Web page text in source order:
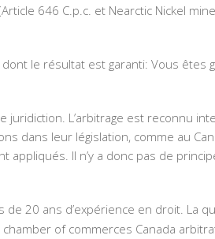
646 C.p.c. et Nearctic Nickel
le résultat est garanti: Vous êtes
juridiction. L’arbitrage est reconnu
dans leur législation, comme au
appliqués. Il n’y a donc pas de
20 ans d’expérience en droit. La
of commerces Canada